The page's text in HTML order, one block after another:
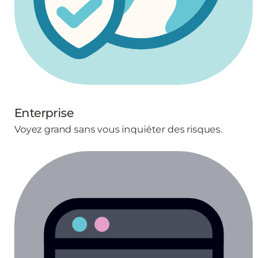
Enterprise
Voyez grand sans vous inquiéter des risques.